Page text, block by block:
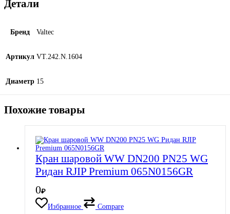
Детали
Бренд Valtec
Артикул VT.242.N.1604
Диаметр 15
Похожие товары
Кран шаровой WW DN200 PN25 WG
Ридан RJIP Premium 065N0156GR
0₽
Избранное
Compare